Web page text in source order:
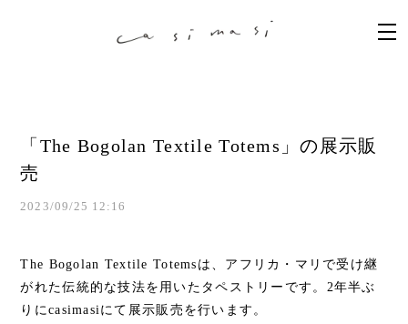
「The Bogolan Textile Totems」の展示販
売
2023/09/25 12:16
The Bogolan Textile Totems は、アフリカ・マリで受け継
がれた伝統的な技法を用いたタペストリーです。2年半ぶ
りにcasimasiにて展示販売を行います。